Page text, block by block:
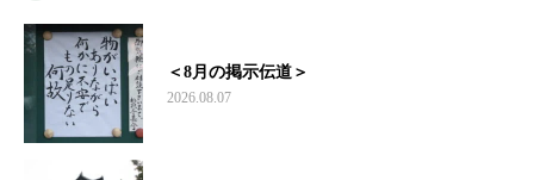
＜8月の掲示伝道＞
2026.08.07